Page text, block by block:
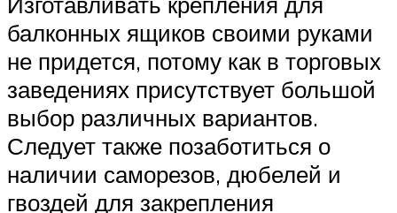
балконных ящиков своими руками
не придется, потому как в торговых
заведениях присутствует большой
выбор различных вариантов.
Следует также позаботиться о
наличии саморезов, дюбелей и
гвоздей для закрепления